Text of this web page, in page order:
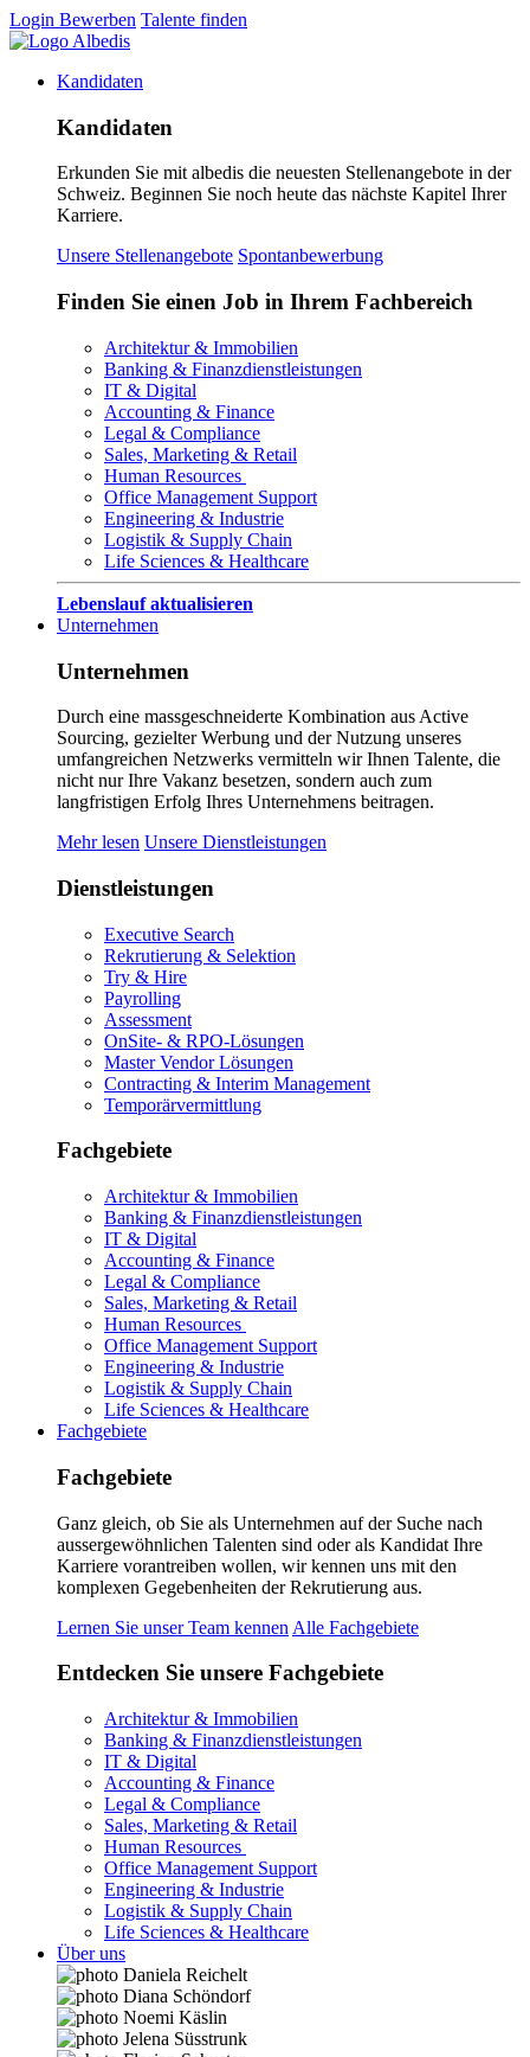
Login Bewerben Talente finden
Kandidaten
Kandidaten
Erkunden Sie mit albedis die neuesten Stellenangebote in der
Schweiz. Beginnen Sie noch heute das nächste Kapitel Ihrer
Karriere.
Unsere Stellenangebote Spontanbewerbung
Finden Sie einen Job in Ihrem Fachbereich
Architektur & Immobilien
Banking & Finanzdienstleistungen
IT & Digital
Accounting & Finance
Legal & Compliance
Sales, Marketing & Retail
Human Resources
Office Management Support
Engineering & Industrie
Logistik & Supply Chain
Life Sciences & Healthcare
Lebenslauf aktualisieren
Unternehmen
Unternehmen
Durch eine massgeschneiderte Kombination aus Active
Sourcing, gezielter Werbung und der Nutzung unseres
umfangreichen Netzwerks vermitteln wir Ihnen Talente, die
nicht nur Ihre Vakanz besetzen, sondern auch zum
langfristigen Erfolg Ihres Unternehmens beitragen.
Mehr lesen Unsere Dienstleistungen
Dienstleistungen
Executive Search
Rekrutierung & Selektion
Try & Hire
Payrolling
Assessment
OnSite- & RPO-Lösungen
Master Vendor Lösungen
Contracting & Interim Management
Temporärvermittlung
Fachgebiete
Architektur & Immobilien
Banking & Finanzdienstleistungen
IT & Digital
Accounting & Finance
Legal & Compliance
Sales, Marketing & Retail
Human Resources
Office Management Support
Engineering & Industrie
Logistik & Supply Chain
Life Sciences & Healthcare
Fachgebiete
Fachgebiete
Ganz gleich, ob Sie als Unternehmen auf der Suche nach
aussergewöhnlichen Talenten sind oder als Kandidat Ihre
Karriere vorantreiben wollen, wir kennen uns mit den
komplexen Gegebenheiten der Rekrutierung aus.
Lernen Sie unser Team kennen Alle Fachgebiete
Entdecken Sie unsere Fachgebiete
Architektur & Immobilien
Banking & Finanzdienstleistungen
IT & Digital
Accounting & Finance
Legal & Compliance
Sales, Marketing & Retail
Human Resources
Office Management Support
Engineering & Industrie
Logistik & Supply Chain
Life Sciences & Healthcare
Über uns